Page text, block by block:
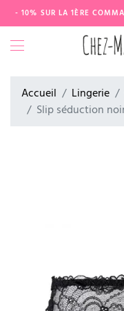
- 10% SUR LA 1ÈRE
Accueil Lingerie
Slip séduction noir